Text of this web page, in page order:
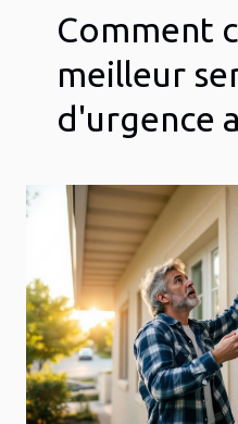
Comment
meilleur
d'urgence